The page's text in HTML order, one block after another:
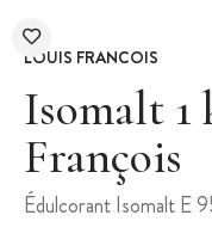
LOUIS FRANCOIS
Isomalt 1
François
Édulcorant Isomalt E